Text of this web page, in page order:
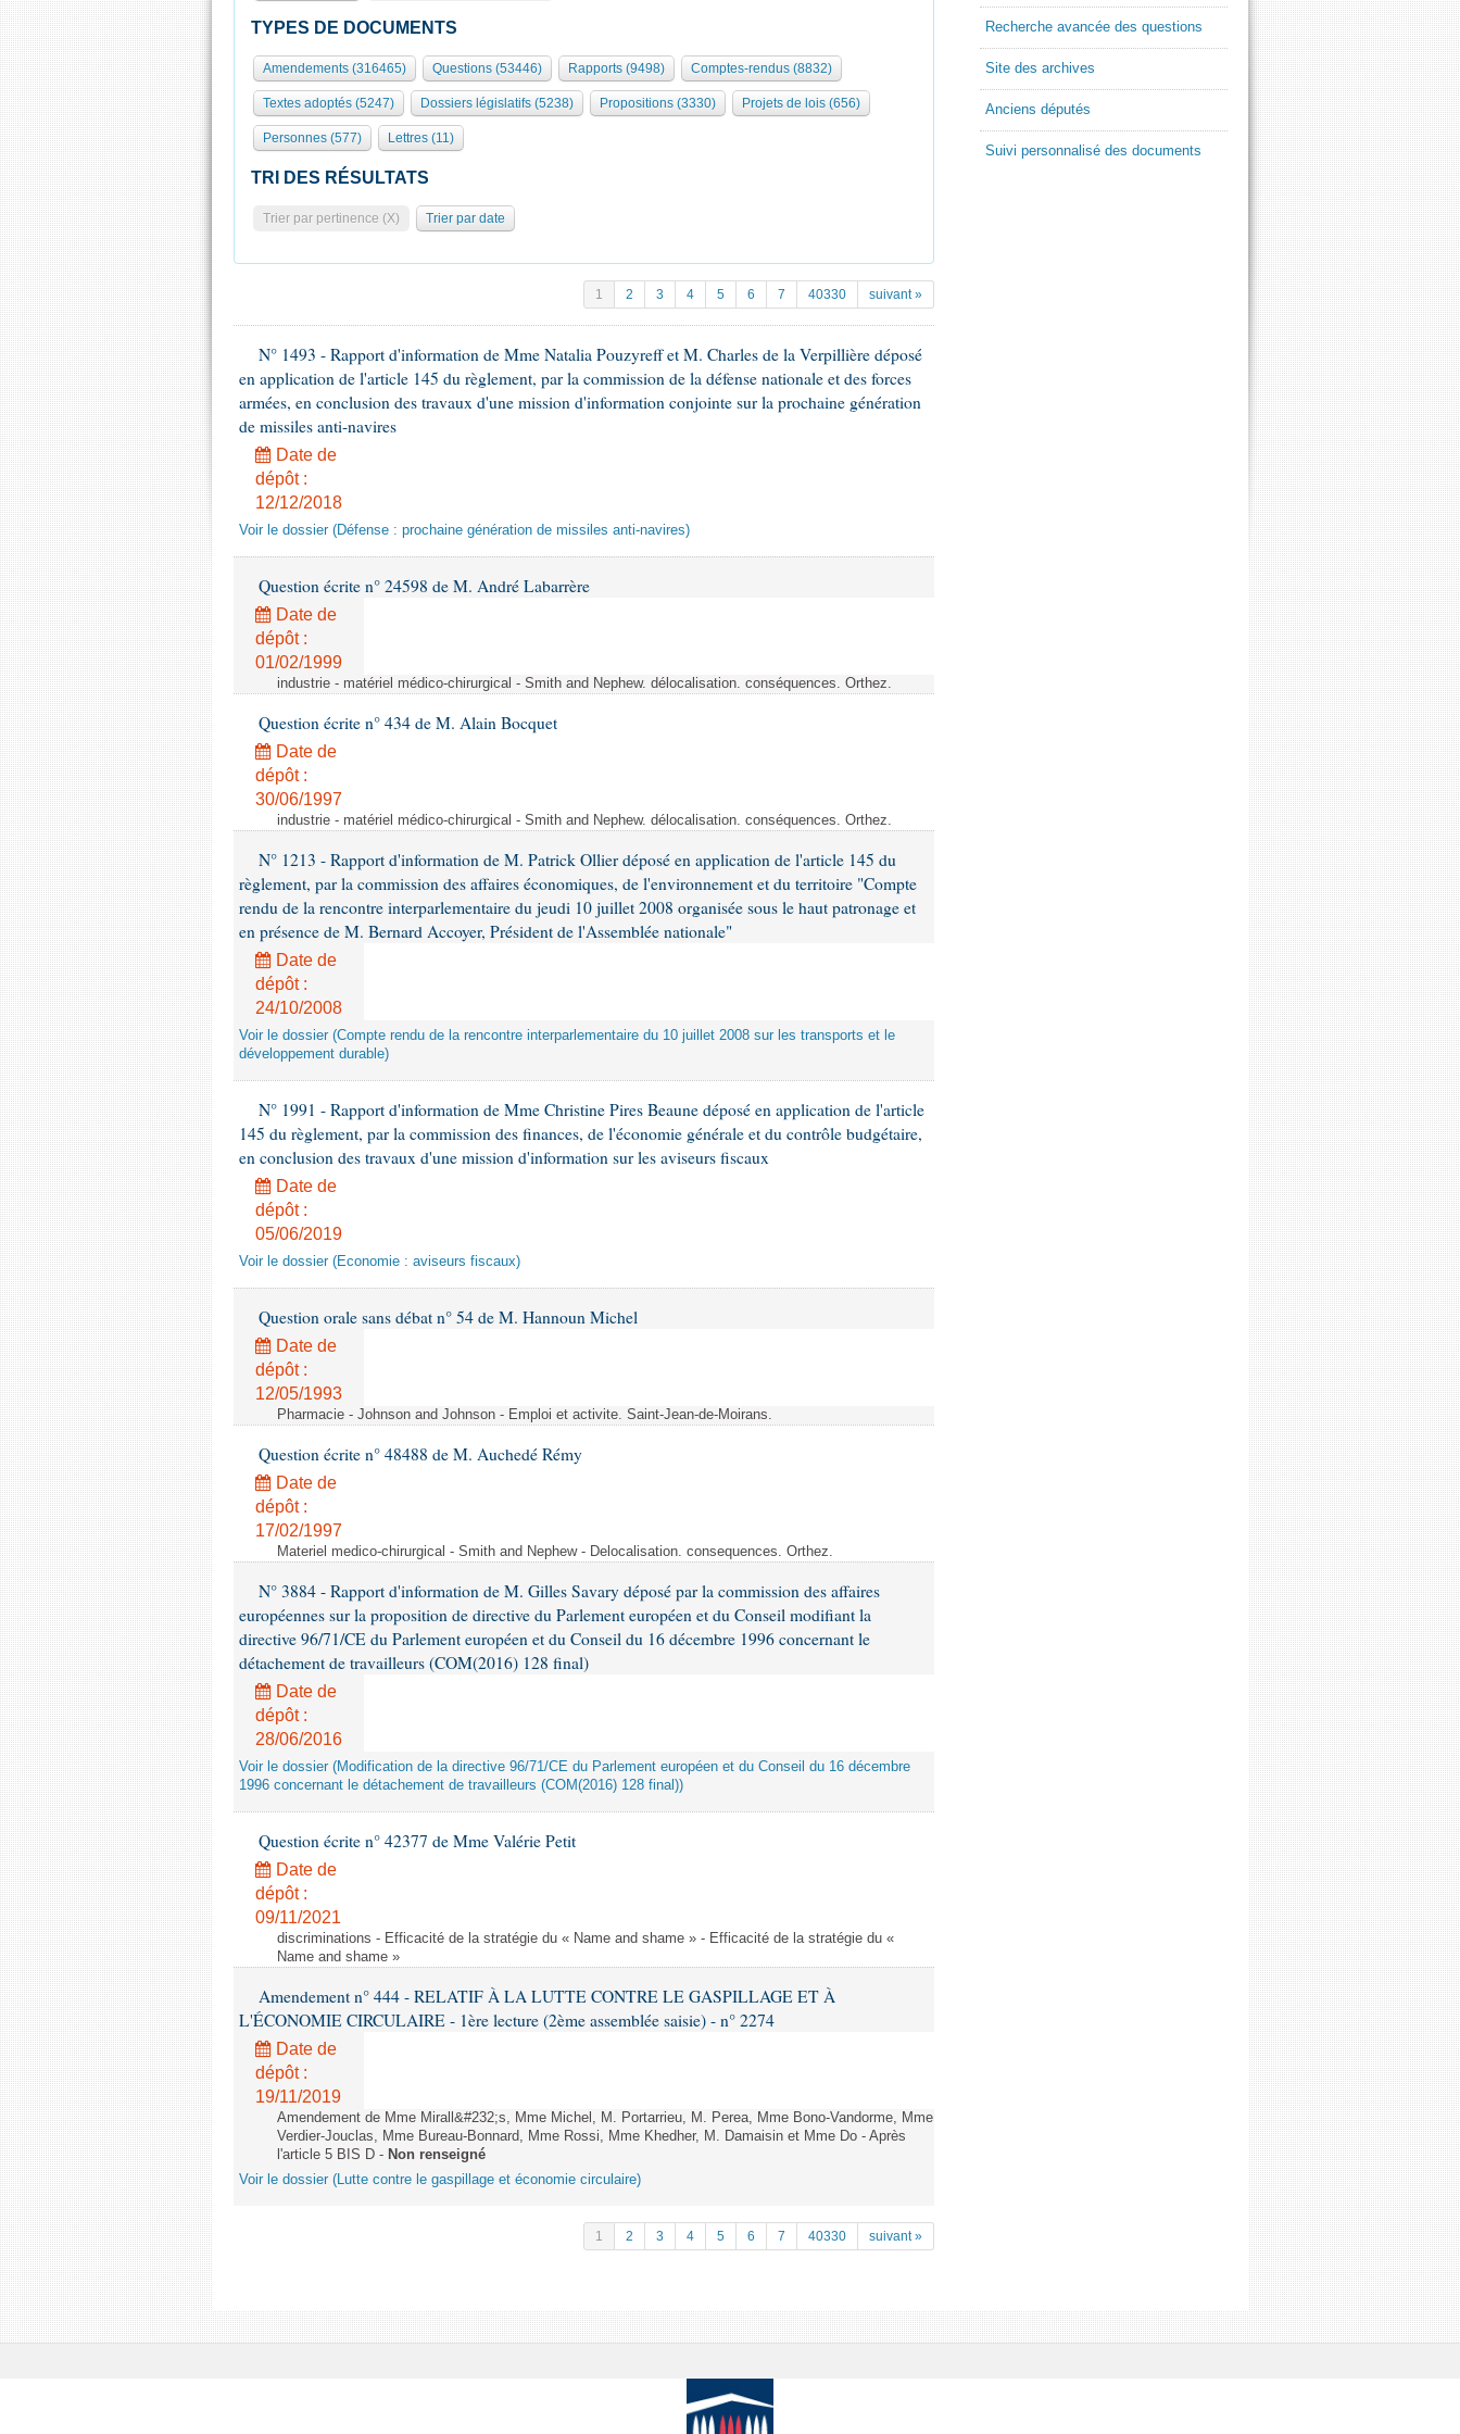
TYPES DE DOCUMENTS
Amendements (316465) Questions (53446) Rapports (9498) Comptes-rendus (8832)
Textes adoptés (5247) Dossiers législatifs (5238) Propositions (3330) Projets de lois (656)
Personnes (577) Lettres (11)
TRI DES RÉSULTATS
Trier par pertinence (X) Trier par date
1 2 3 4 5 6 7 40330 suivant »
N° 1493 - Rapport d'information de Mme Natalia Pouzyreff et M. Charles de la Verpillière déposé
en application de l'article 145 du règlement, par la commission de la défense nationale et des forces
armées, en conclusion des travaux d'une mission d'information conjointe sur la prochaine génération
de missiles anti-navires
Date de
dépôt :
12/12/2018
Voir le dossier (Défense : prochaine génération de missiles anti-navires)
Question écrite n° 24598 de M. André Labarrère
Date de
dépôt :
01/02/1999
industrie - matériel médico-chirurgical - Smith and Nephew. délocalisation. conséquences. Orthez.
Question écrite n° 434 de M. Alain Bocquet
Date de
dépôt :
30/06/1997
industrie - matériel médico-chirurgical - Smith and Nephew. délocalisation. conséquences. Orthez.
N° 1213 - Rapport d'information de M. Patrick Ollier déposé en application de l'article 145 du
règlement, par la commission des affaires économiques, de l'environnement et du territoire "Compte
rendu de la rencontre interparlementaire du jeudi 10 juillet 2008 organisée sous le haut patronage et
en présence de M. Bernard Accoyer, Président de l'Assemblée nationale"
Date de
dépôt :
24/10/2008
Voir le dossier (Compte rendu de la rencontre interparlementaire du 10 juillet 2008 sur les transports et le
développement durable)
N° 1991 - Rapport d'information de Mme Christine Pires Beaune déposé en application de l'article
145 du règlement, par la commission des finances, de l'économie générale et du contrôle budgétaire,
en conclusion des travaux d'une mission d'information sur les aviseurs fiscaux
Date de
dépôt :
05/06/2019
Voir le dossier (Economie : aviseurs fiscaux)
Question orale sans débat n° 54 de M. Hannoun Michel
Date de
dépôt :
12/05/1993
Pharmacie - Johnson and Johnson - Emploi et activite. Saint-Jean-de-Moirans.
Question écrite n° 48488 de M. Auchedé Rémy
Date de
dépôt :
17/02/1997
Materiel medico-chirurgical - Smith and Nephew - Delocalisation. consequences. Orthez.
N° 3884 - Rapport d'information de M. Gilles Savary déposé par la commission des affaires
européennes sur la proposition de directive du Parlement européen et du Conseil modifiant la
directive 96/71/CE du Parlement européen et du Conseil du 16 décembre 1996 concernant le
détachement de travailleurs (COM(2016) 128 final)
Date de
dépôt :
28/06/2016
Voir le dossier (Modification de la directive 96/71/CE du Parlement européen et du Conseil du 16 décembre
1996 concernant le détachement de travailleurs (COM(2016) 128 final))
Question écrite n° 42377 de Mme Valérie Petit
Date de
dépôt :
09/11/2021
discriminations - Efficacité de la stratégie du « Name and shame » - Efficacité de la stratégie du «
Name and shame »
Amendement n° 444 - RELATIF À LA LUTTE CONTRE LE GASPILLAGE ET À
L'ÉCONOMIE CIRCULAIRE - 1ère lecture (2ème assemblée saisie) - n° 2274
Date de
dépôt :
19/11/2019
Amendement de Mme Mirall&#232;s, Mme Michel, M. Portarrieu, M. Perea, Mme Bono-Vandorme, Mme
Verdier-Jouclas, Mme Bureau-Bonnard, Mme Rossi, Mme Khedher, M. Damaisin et Mme Do - Après
l'article 5 BIS D - Non renseigné
Voir le dossier (Lutte contre le gaspillage et économie circulaire)
1 2 3 4 5 6 7 40330 suivant »
Recherche avancée des questions
Site des archives
Anciens députés
Suivi personnalisé des documents